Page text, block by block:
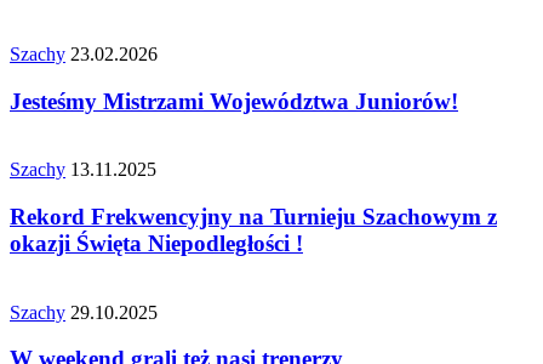
Szachy 23.02.2026
Jesteśmy Mistrzami Województwa Juniorów!
Szachy 13.11.2025
Rekord Frekwencyjny na Turnieju Szachowym z
okazji Święta Niepodległości !
Szachy 29.10.2025